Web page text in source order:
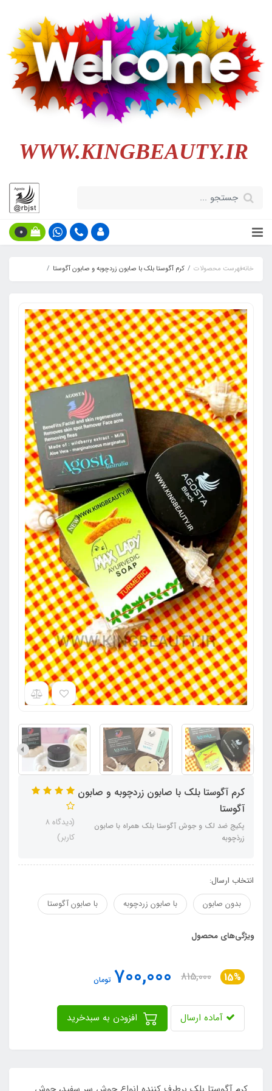
0
خانهفهرست محصولات کرم آگوستا بلک با صابون زردچوبه و صابون آگوستا
کرم آگوستا بلک با صابون زردچوبه و صابون
آگوستا
پکیج ضد لک و جوش آگوستا بلک همراه با صابون
زرذچوبه
(دیدگاه 8
کاربر)
انتخاب ارسال:
بدون صابون
با صابون زردچوبه با صابون آگوستا
ویژگی‌های محصول
15%
815,000
700,000 تومان
آماده ارسال